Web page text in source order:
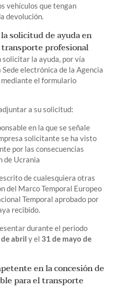
vehículos que tengan
devolución.
solicitud de ayuda en
profesional
solicitar la ayuda, por vía
electrónica de la Agencia
el formulario
a su solicitud:
en la que se señale
solicitante se ha visto
por las consecuencias
de Ucrania
de cualesquiera otras
del Marco Temporal Europeo
Temporal aprobado por
recibido.
durante el periodo
de abril y el 31 de mayo de
en la concesión de
para el transporte